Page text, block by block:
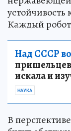
Каждый робот
Над СССР
искала и
НАУКА
В